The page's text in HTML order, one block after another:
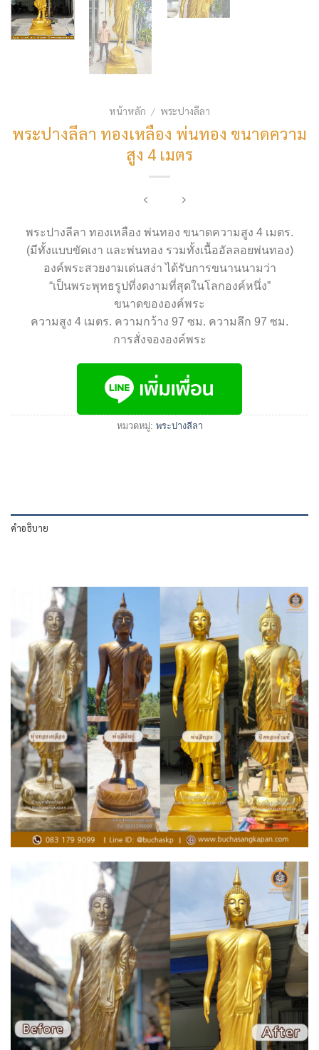
หน้าหลัก / พระปางลีลา
พระปางลีลา ทองเหลือง พ่นทอง ขนาดความ
สูง 4 เมตร
พระปางลีลา ทองเหลือง พ่นทอง ขนาดความสูง 4 เมตร.
(มีทั้งแบบขัดเงา และพ่นทอง รวมทั้งเนื้ออัลลอยพ่นทอง)
องค์พระสวยงามเด่นสง่า ได้รับการขนานนามว่า
“เป็นพระพุทธรูปที่งดงามที่สุดในโลกองค์หนึ่ง”
ขนาดขององค์พระ
ความสูง 4 เมตร. ความกว้าง 97 ซม. ความลึก 97 ซม.
การสั่งจององค์พระ
หมวดหมู่: พระปางลีลา
คำอธิบาย